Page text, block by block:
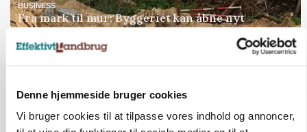
Denne hjemmeside bruger cookies
Vi bruger cookies til at tilpasse vores indhold og annoncer,
BUSINESS
Fra mark til mur: Byggeriet kan åbne nyt
marked for biokul